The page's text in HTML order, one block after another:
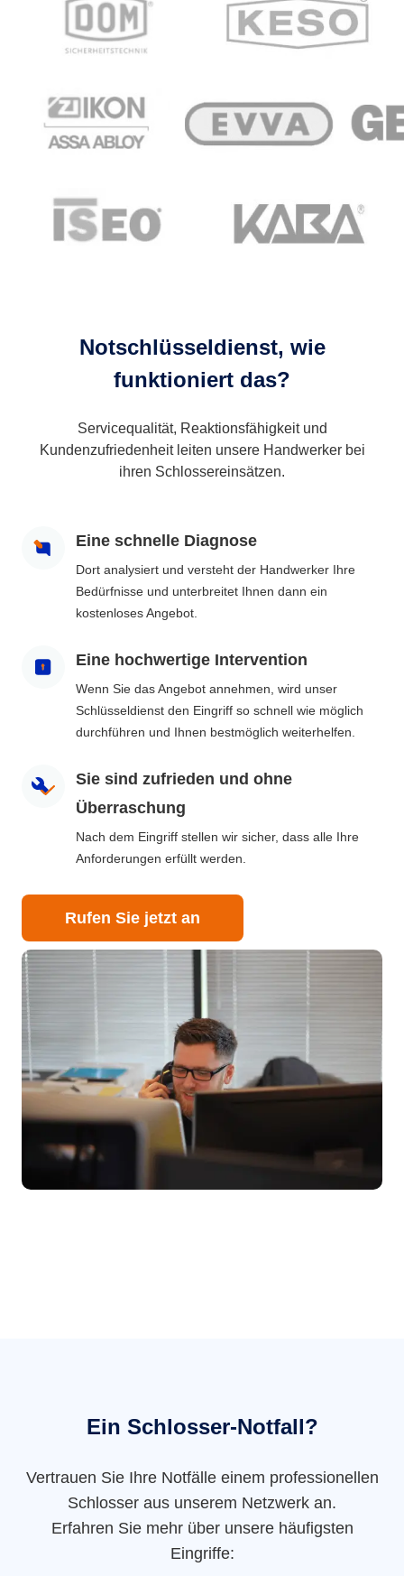
Notschlüsseldienst, wie
funktioniert das?
Servicequalität, Reaktionsfähigkeit und
Kundenzufriedenheit leiten unsere Handwerker bei
ihren Schlossereinsätzen.
Eine schnelle Diagnose
Dort analysiert und versteht der Handwerker Ihre
Bedürfnisse und unterbreitet Ihnen dann ein
kostenloses Angebot.
Eine hochwertige Intervention
Wenn Sie das Angebot annehmen, wird unser
Schlüsseldienst den Eingriff so schnell wie möglich
durchführen und Ihnen bestmöglich weiterhelfen.
Sie sind zufrieden und ohne
Überraschung
Nach dem Eingriff stellen wir sicher, dass alle Ihre
Anforderungen erfüllt werden.
Rufen Sie jetzt an
Ein Schlosser-Notfall?
Vertrauen Sie Ihre Notfälle einem professionellen
Schlosser aus unserem Netzwerk an.
Erfahren Sie mehr über unsere häufigsten
Eingriffe: